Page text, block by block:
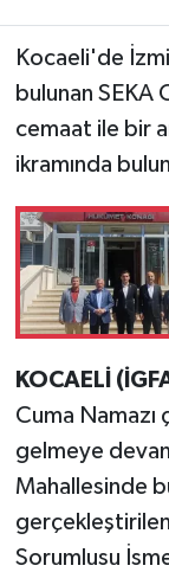
Kocaeli'de
bulunan SEKA
cemaat ile bir
ikramında
KOCAELİ
Cuma Namazı
gelmeye
Mahallesinde
Sorumlusu